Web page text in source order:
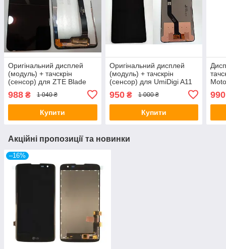
Оригінальний дисплей
(модуль) + тачскрін
(сенсор) для ZTE Blade
988 ₴ 1 040 ₴
Купити
Оригінальний дисплей
(модуль) + тачскрін
(сенсор) для UmiDigi A11
950₴ 1 000 ₴
Купити
Акційні пропозиції та новинки
–16%